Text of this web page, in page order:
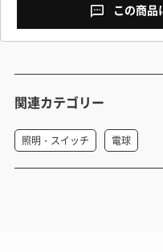
この商品
関連カテゴリー
照明・スイッチ 電球